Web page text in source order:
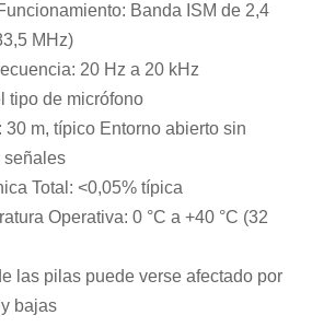
Banda ISM de 2,4
MHz)
20 Hz a 20 kHz
tipo de micrófono
30 m, típico Entorno abierto sin
señales
Total: <0,05% típica
Operativa: 0 °C a +40 °C (32
las pilas puede verse afectado por
bajas